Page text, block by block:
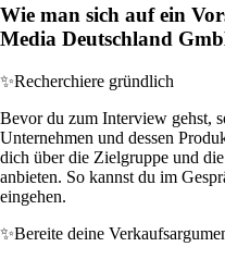
Wie man sich auf ein
Media Deutschland
✨Recherchiere gründlich
Bevor du zum Interview gehst,
Unternehmen und dessen
dich über die Zielgruppe und
anbieten. So kannst du im
eingehen.
✨Bereite deine